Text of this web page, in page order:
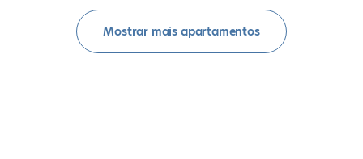
Mostrar mais apartamentos